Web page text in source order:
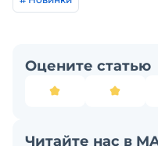
Оцените статью
Читайте нас в